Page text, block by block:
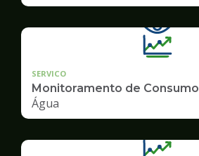
SERVICO
Monitoramento de Consumo
Água